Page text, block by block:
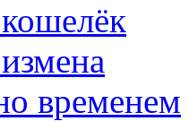
временем